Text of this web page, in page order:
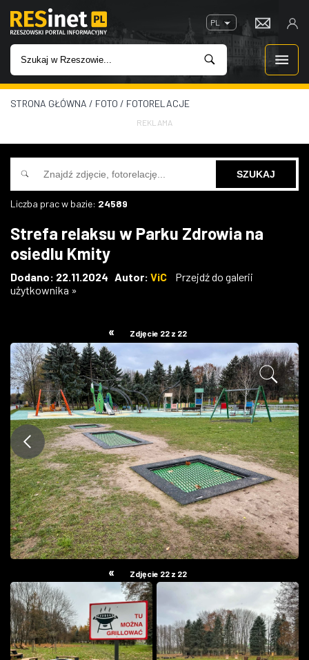
PL
WIADOMOŚCI
INWESTYCJE
IMPREZY
W KINACH
GASTRONOMIA
W RZESZOWIE
STRONA GŁÓWNA / FOTO / FOTORELACJE
REKLAMA
Liczba prac w bazie: 24589
Strefa relaksu w Parku Zdrowia na
osiedlu Kmity
Dodano: 22.11.2024 Autor: ViC
Przejdź do galerii
użytkownika »
« Zdjęcie 22 z 22
« Zdjęcie 22 z 22